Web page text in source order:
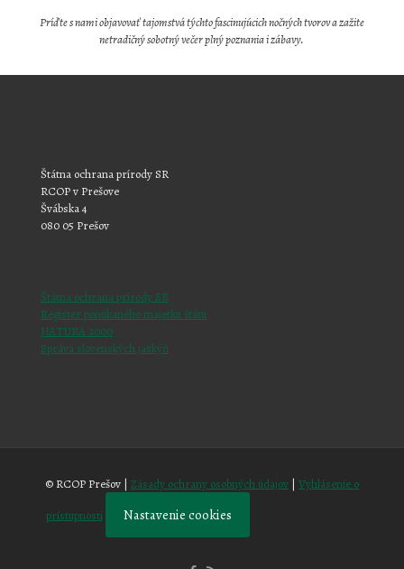
Príďte s nami objavovať tajomstvá týchto fascinujúcich nočných tvorov a zažite
netradičný sobotný večer plný poznania i zábavy.
Štátna ochrana prírody SR
RCOP v Prešove
Švábska 4
080 05 Prešov
Štátna ochrana prírody SR
Register ponúkaného majetku štátu
NATURA 2000
Správa slovenských jaskýň
© RCOP Prešov | Zásady ochrany osobných údajov | Vyhlásenie o
prístupnosti Nastavenie cookies